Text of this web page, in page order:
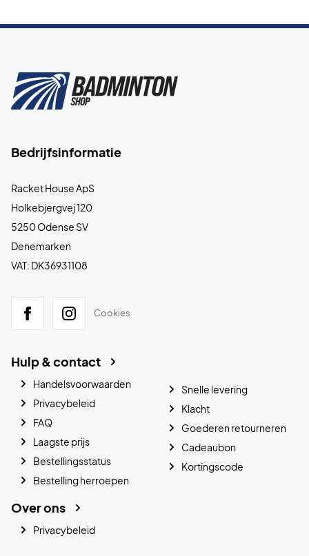
Bedrijfsinformatie
Racket House ApS
Holkebjergvej 120
5250 Odense SV
Denemarken
VAT: DK36931108
Cookies
Hulp & contact
Handelsvoorwaarden
Privacybeleid
FAQ
Laagste prijs
Bestellingsstatus
Bestelling herroepen
Snelle levering
Klacht
Goederen retourneren
Cadeaubon
Kortingscode
Over ons
Privacybeleid